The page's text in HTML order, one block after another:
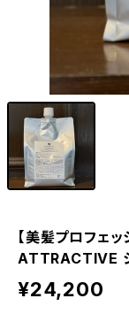
【美髪プロフェ
ATTRACTIVE
¥24,200